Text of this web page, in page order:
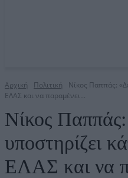
Αρχική Πολιτική
Νίκος Παππάς:
ΕΛΑΣ και να παραμένει...
Νίκος Παππάς:
υποστηρίζει
ΕΛΑΣ και να